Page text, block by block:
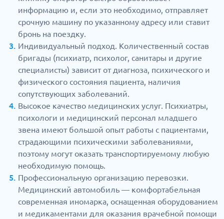
информацию и, если это необходимо, отправляет
срочную машину по указанному адресу или ставит
бронь на поездку.
Индивидуальный подход. Количественный состав
бригады (психиатр, психолог, санитары и другие
специалисты) зависит от диагноза, психического и
физического состояния пациента, наличия
сопутствующих заболеваний.
Высокое качество медицинских услуг. Психиатры,
психологи и медицинский персонал младшего
звена имеют большой опыт работы с пациентами,
страдающими психическими заболеваниями,
поэтому могут оказать транспортируемому любую
необходимую помощь.
Профессиональную организацию перевозки.
Медицинский автомобиль — комфортабельная
современная иномарка, оснащенная оборудованием
и медикаментами для оказания врачебной помощи